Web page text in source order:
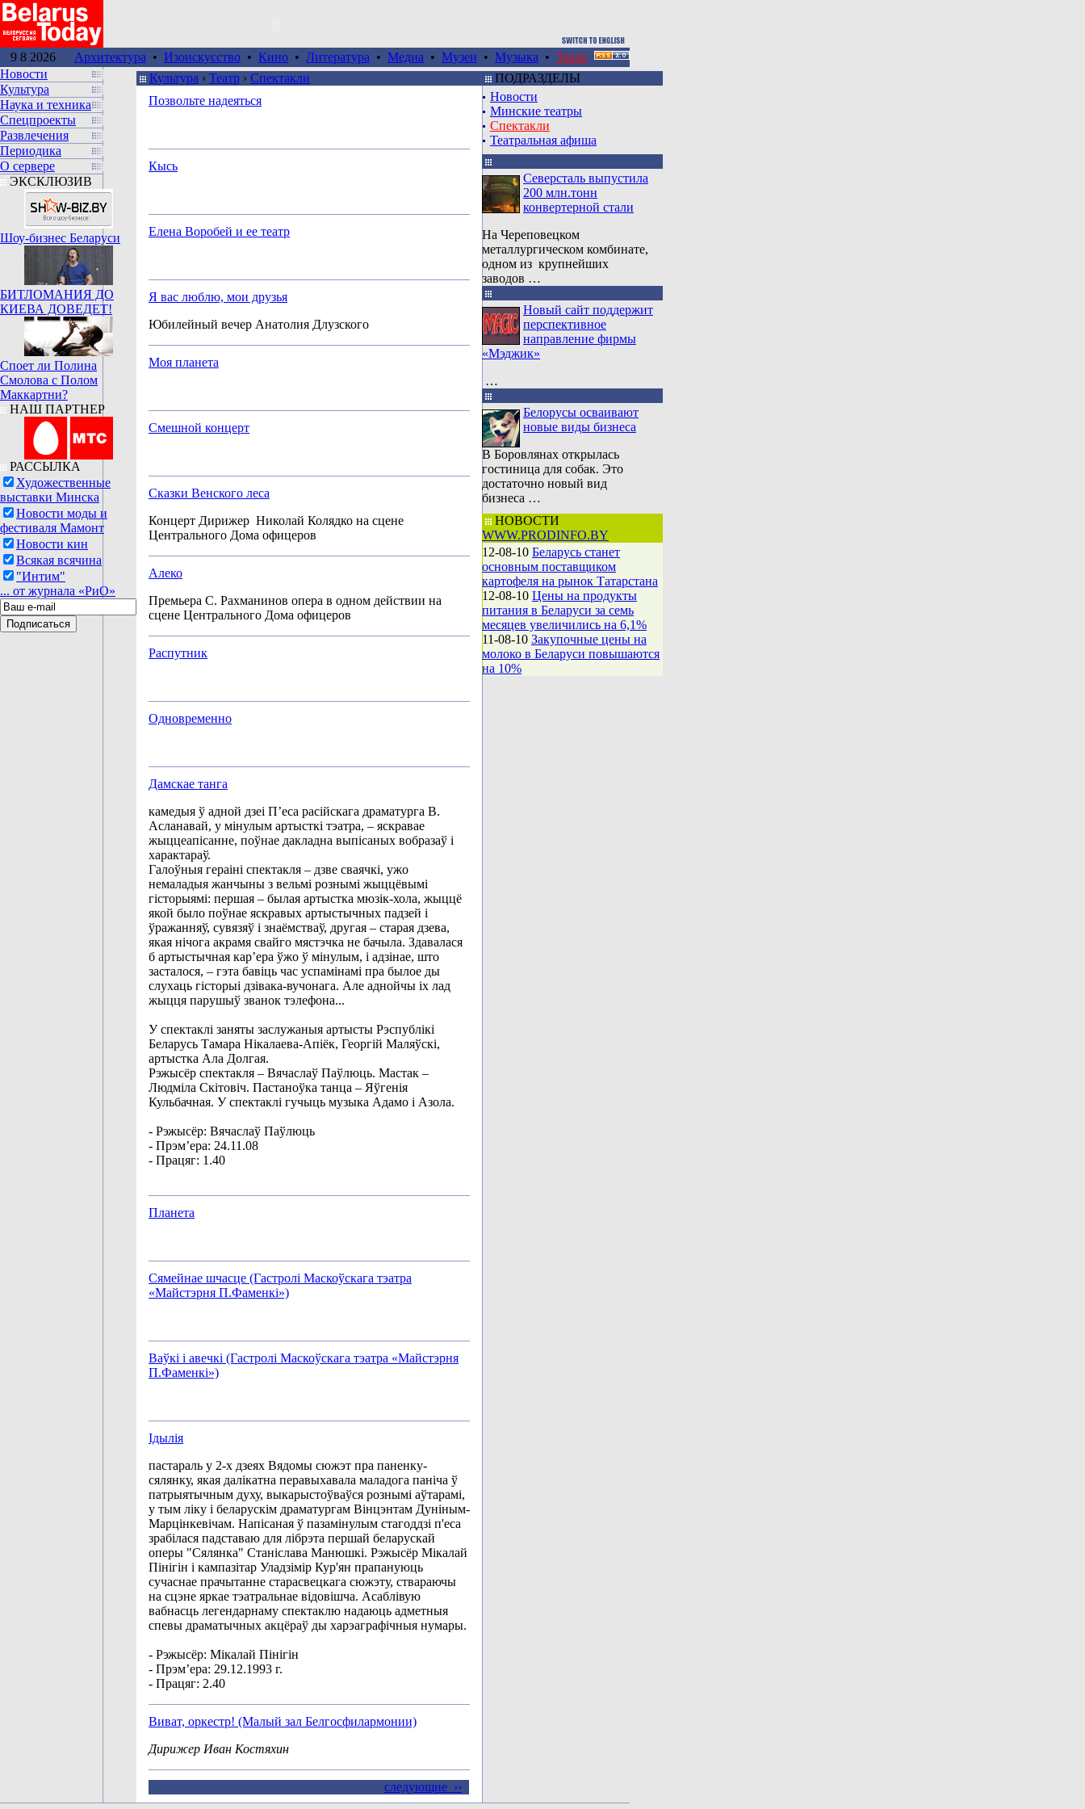
9 8 2026 Архитектура • Изоискусство • Кино • Литература • Медиа • Музеи • Музыка • Театр
Новости
Культура
Наука и техника
Спецпроекты
Развлечения
Периодика
О сервере
ЭКСКЛЮЗИВ
Шоу-бизнес Беларуси
БИТЛОМАНИЯ ДО
КИЕВА ДОВЕДЕТ!
Споет ли Полина
Смолова с Полом
Маккартни?
НАШ ПАРТНЕР
РАССЫЛКА
Художественные
выставки Минска
Новости моды и
фестиваля Мамонт
Новости кин
Всякая всячина
"Интим"
... от журнала «РиО»
Культура › Театр › Спектакли
Позвольте надеяться
Кысь
Елена Воробей и ее театр
Я вас люблю, мои друзья
Юбилейный вечер Анатолия Длузского
Моя планета
Смешной концерт
Сказки Венского леса
Концерт Дирижер Николай Колядко на сцене
Центрального Дома офицеров
Алеко
Премьера С. Рахманинов опера в одном действии на
сцене Центрального Дома офицеров
Распутник
Одновременно
Дамскае танга
камедыя ў адной дзеі П’еса расійскага драматурга В.
Асланавай, у мінулым артысткі тэатра, – яскравае
жыццеапісанне, поўнае дакладна выпісаных вобразаў і
характараў.
Галоўныя гераіні спектакля – дзве сваячкі, ужо
немаладыя жанчыны з вельмі рознымі жыццёвымі
гісторыямі: першая – былая артыстка мюзік-хола, жыццё
якой было поўнае яскравых артыстычных падзей і
ўражанняў, сувязяў і знаёмстваў, другая – старая дзева,
якая нічога акрамя свайго мястэчка не бачыла. Здавалася
б артыстычная кар’ера ўжо ў мінулым, і адзінае, што
засталося, – гэта бавіць час успамінамі пра былое ды
слухаць гісторыі дзівака-вучонага. Але аднойчы іх лад
жыцця парушыў званок тэлефона...
У спектаклі заняты заслужаныя артысты Рэспублікі
Беларусь Тамара Нікалаева-Апіёк, Георгій Маляўскі,
артыстка Ала Долгая.
Рэжысёр спектакля – Вячаслаў Паўлюць. Мастак –
Людміла Скітовіч. Пастаноўка танца – Яўгенія
Кульбачная. У спектаклі гучыць музыка Адамо і Азола.
- Рэжысёр: Вячаслаў Паўлюць
- Прэм’ера: 24.11.08
- Працяг: 1.40
Планета
Сямейнае шчасце (Гастролі Маскоўскага тэатра
«Майстэрня П.Фаменкі»)
Ваўкі і авечкі (Гастролі Маскоўскага тэатра «Майстэрня
П.Фаменкі»)
Iдылiя
пастараль у 2-х дзеях Вядомы сюжэт пра паненку-
сялянку, якая далікатна перавыхавала маладога паніча ў
патрыятычным духу, выкарыстоўваўся рознымі аўтарамі,
у тым ліку і беларускім драматургам Вінцэнтам Дуніным-
Марцінкевічам. Напісаная ў пазамінулым стагоддзі п'еса
зрабілася падставаю для лібрэта першай беларускай
оперы "Сялянка" Станіслава Манюшкі. Рэжысёр Мікалай
Пінігін і кампазітар Уладзімір Кур'ян прапануюць
сучаснае прачытанне старасвецкага сюжэту, ствараючы
на сцэне яркае тэатральнае відовішча. Асаблівую
вабнасць легендарнаму спектаклю надаюць адметныя
спевы драматычных акцёраў ды харэаграфічныя нумары.
- Рэжысёр: Мікалай Пінігін
- Прэм’ера: 29.12.1993 г.
- Працяг: 2.40
Виват, оркестр! (Малый зал Белгосфилармонии)
Дирижер Иван Костяхин
следующие ››
ПОДРАЗДЕЛЫ
Новoсти
Минские театры
Спектакли
Театральная афиша
Северсталь выпустила
200 млн.тонн
конвертерной стали
На Череповецком
металлургическом комбинате,
одном из крупнейших
заводов …
Новый сайт поддержит
перспективное
направление фирмы
«Мэджик»
…
Белорусы осваивают
новые виды бизнеса
В Боровлянах открылась
гостиница для собак. Это
достаточно новый вид
бизнеса …
НОВОСТИ
WWW.PRODINFO.BY
12-08-10 Беларусь станет
основным поставщиком
картофеля на рынок Татарстана
12-08-10 Цены на продукты
питания в Беларуси за семь
месяцев увеличились на 6,1%
11-08-10 Закупочные цены на
молоко в Беларуси повышаются
на 10%